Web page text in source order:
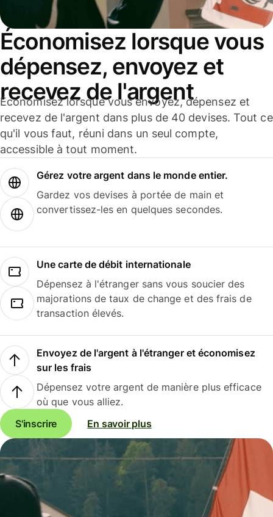
Économisez lorsque vous
dépensez, envoyez et
recevez de l'argent
Économisez lorsque vous envoyez, dépensez et
recevez de l'argent dans plus de 40 devises. Tout ce
qu'il vous faut, réuni dans un seul compte,
accessible à tout moment.
Gérez votre argent dans le monde entier.
Gardez vos devises à portée de main et
convertissez-les en quelques secondes.
Une carte de débit internationale
Dépensez à l'étranger sans vous soucier des
majorations de taux de change et des frais de
transaction élevés.
Envoyez de l'argent à l'étranger et économisez
sur les frais
Dépensez votre argent de manière plus efficace
où que vous alliez.
S'inscrire
En savoir plus